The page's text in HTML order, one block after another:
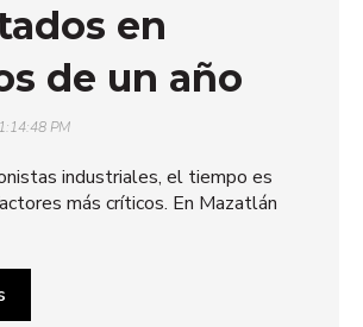
en
de un año
PM
industriales, el tiempo es
más críticos. En Mazatlán